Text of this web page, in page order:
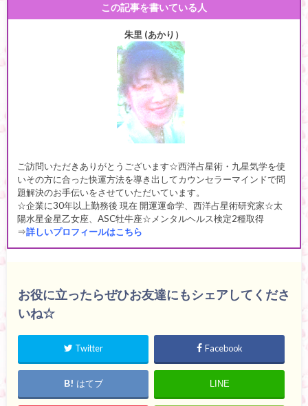
この記事を書いている人
朱里 (あかり）
ご訪問いただきありがとうございます☆西洋占星術・九星気学を使
いその方に合った快運方法を導き出してカウンセラーマインドで問
題解決のお手伝いをさせていただいています。
☆企業に30年以上勤務後 現在 開運運命学、西洋占星術研究家☆太
陽水星金星乙女座、ASC牡牛座☆メンタルヘルス検定2種取得
⇒詳しいプロフィールはこちら
お役に立ったらぜひお友達にもシェアしてくださ
いね☆
Twitter Facebook
はてブ LINE